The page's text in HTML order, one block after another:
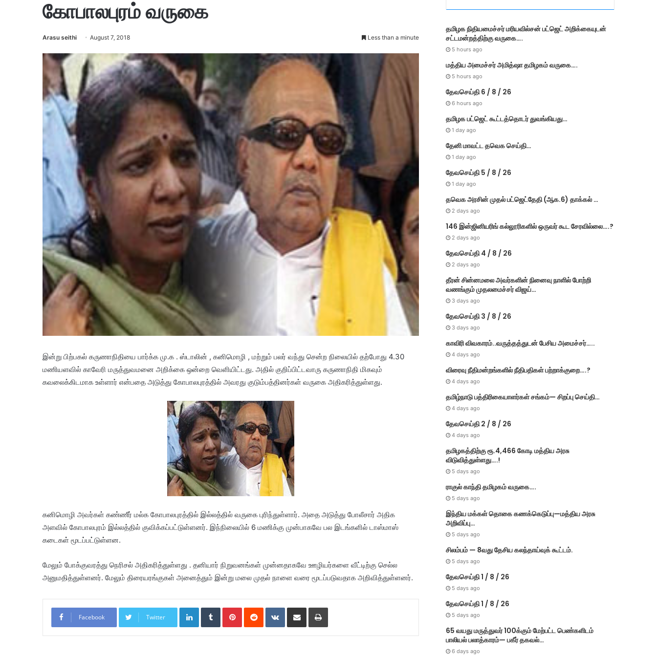
கோபாலபுரம் வருகை
Arasu seithi August 7, 2018 Less than a minute
இன்று பிற்பகல் கருணாநிதியை பார்க்க மு.க . ஸ்டாலின் , கனிமொழி , மற்றும் பலர் வந்து சென்ற நிலையில் தற்போது 4.30
மணியளவில் காவேரி மருத்துவமனை அறிக்கை ஒன்றை வெளியிட்டது. அதில் குறிப்பிட்டவாரு கருணாநிதி மிகவும்
கவலைக்கிடமாக உள்ளார் என்பதை அடுத்து கோபாலபுரத்தில் அவரது குடும்பத்தினர்கள் வருகை அதிகரித்துள்ளது.
கனிமொழி அவர்கள் கண்ணீர் மல்க கோபாலபுரத்தில் இல்லத்தில் வருகை புரிந்துள்ளார். அதை அடுத்து போலீசார் அதிக
அளவில் கோபாலபுரம் இல்லத்தில் குவிக்கப்பட்டுள்ளனர். இந்நிலையில் 6 மணிக்கு முன்பாகவே பல இடங்களில் டாஸ்மாஸ்
கடைகள் மூடப்பட்டுள்ளன.
மேலும் போக்குவரத்து நெரிசல் அதிகரித்துள்ளது . தனியார் நிறுவனங்கள் முன்னதாகவே ஊழியர்களை வீட்டிற்கு செல்ல
அனுமதித்துள்ளனர். மேலும் திரையரங்குகள் அனைத்தும் இன்று மலை முதல் நாளை வரை மூடப்படுவதாக அறிவித்துள்ளனர்.
Facebook Twitter
LinkedIn Tumblr Pinterest Reddit VKontakte
s
தமி​ழ​க நிதியமைச்சர் மரியவில்சன் பட்ஜெட் அறிக்கையுடன்
சட்டமன்றத்திற்கு வருகை….
5 hours ago
மத்திய அமைச்சர் அமித்ஷா தமிழகம் வருகை….
5 hours ago
தேவசெய்தி 6 / 8 / 26
6 hours ago
தமிழக பட்ஜெட் கூட்டத்தொடர் துவங்கியது…
1 day ago
தேனி மாவட்ட தவெக செய்தி…
1 day ago
தேவசெய்தி 5 / 8 / 26
1 day ago
தவெக அரசின் முதல் பட்​ஜெட்தேதி (ஆக.6) தாக்​கல் …
2 days ago
146 இன்ஜினியரிங் கல்லூரிகளில் ஒருவர் கூட சேரவில்லை….?
2 days ago
தேவசெய்தி 4 / 8 / 26
2 days ago
தீரன் சின்னமலை அவர்களின் நினைவு நாளில் போற்றி
வணங்கும் முதலமைச்சர் விஜய்…
3 days ago
தேவசெய்தி 3 / 8 / 26
3 days ago
காவிரி விவகாரம்..வருத்தத்துடன் பேசிய அமைச்சர்…..
4 days ago
விரைவு நீதிமன்றங்களில் நீதிபதிகள் பற்றாக்குறை….?
4 days ago
தமிழ்நாடு பத்திரிகையாளர்கள் சங்கம்— சிறப்பு செய்தி…
4 days ago
தேவசெய்தி 2 / 8 / 26
4 days ago
தமிழகத்திற்கு ரூ.4,466 கோடி மத்திய அரசு
விடுவித்துள்ளது….!
5 days ago
ராகுல் காந்தி தமிழகம் வருகை….
5 days ago
இந்திய மக்கள் தொகை கணக்கெடுப்பு—மத்திய அரசு
அறிவிப்பு…
5 days ago
சிலம்பம் — 8வது தேசிய கலந்தாய்வுக் கூட்டம்.
5 days ago
தேவசெய்தி 1 / 8 / 26
5 days ago
தேவசெய்தி 1 / 8 / 26
5 days ago
65 வயது மருத்துவர் 100க்கும் மேற்பட்ட பெண்களிடம்
பாலியல் பலாத்காரம்— பகீர் தகவல்…
6 days ago